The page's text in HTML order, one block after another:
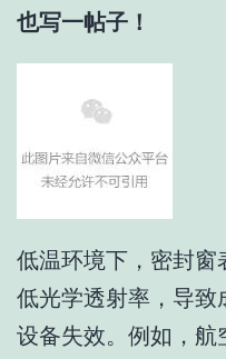
也写一帖子！
低温环境下，密封窗
低光学透射率，导致
设备失效。例如，